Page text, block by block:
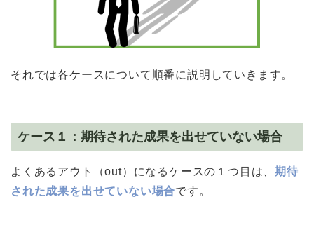
それでは各ケースについて順番に説明していきます。
ケース１：期待された成果を出せていない場合
よくあるアウト（out）になるケースの１つ目は、期待
された成果を出せていない場合です。